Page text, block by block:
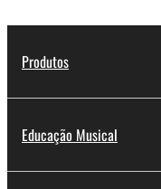
Produtos
Educação Musical